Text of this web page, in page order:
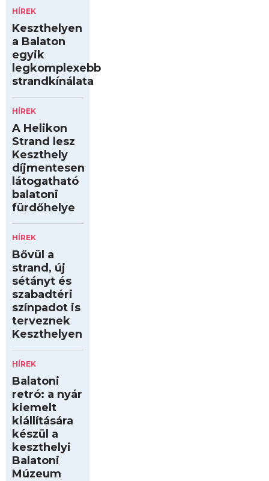
HÍREK
Keszthelyen
a Balaton
egyik
legkomplexebb
strandkínálata
HÍREK
A Helikon
Strand lesz
Keszthely
díjmentesen
látogatható
balatoni
fürdőhelye
HÍREK
Bővül a
strand, új
sétányt és
szabadtéri
színpadot is
terveznek
Keszthelyen
HÍREK
Balatoni
retró: a nyár
kiemelt
kiállítására
készül a
keszthelyi
Balatoni
Múzeum